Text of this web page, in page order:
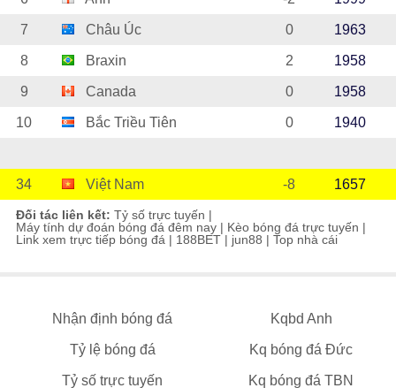
7 Châu Úc 0 1963
8 Braxin 2 1958
9 Canada 0 1958
10 Bắc Triều Tiên 0 1940
34 Việt Nam -8 1657
Đối tác liên kết: Tỷ số trực tuyến |
Máy tính dự đoán bóng đá đêm nay | Kèo bóng đá trực tuyến |
Link xem trực tiếp bóng đá | 188BET | jun88 | Top nhà cái
Nhận định bóng đá Kqbd Anh
Tỷ lệ bóng đá Kq bóng đá Đức
Tỷ số trực tuyến Kq bóng đá TBN